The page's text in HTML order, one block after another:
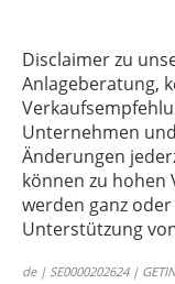
Disclaimer zu
Anlageberatung,
Unternehmen
Änderungen
können zu hohen
werden ganz
Unterstützung
de | SE0000202624 |